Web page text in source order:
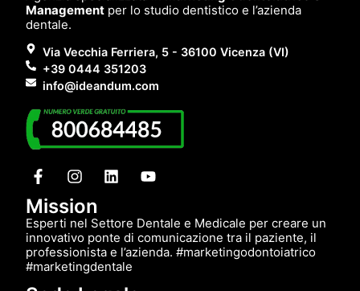
Management per lo studio dentistico e l’azienda
dentale.
Via Vecchia Ferriera, 5 - 36100 Vicenza (VI)
+39 0444 351203
info@ideandum.com
Mission
Esperti nel Settore Dentale e Medicale per creare un
innovativo ponte di comunicazione tra il paziente, il
professionista e l’azienda. #marketingodontoiatrico
#marketingdentale